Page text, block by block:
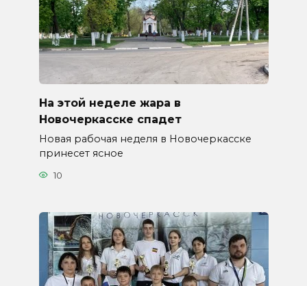
На этой неделе жара в
Новочеркасске спадет
Новая рабочая неделя в Новочеркасске
принесет ясное
10